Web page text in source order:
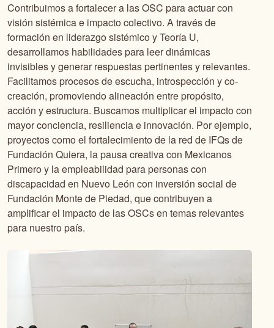
Contribuimos a fortalecer a las OSC para actuar con
visión sistémica e impacto colectivo. A través de
formación en liderazgo sistémico y Teoría U,
desarrollamos habilidades para leer dinámicas
invisibles y generar respuestas pertinentes y relevantes.
Facilitamos procesos de escucha, introspección y co-
creación, promoviendo alineación entre propósito,
acción y estructura. Buscamos multiplicar el impacto con
mayor conciencia, resiliencia e innovación. Por ejemplo,
proyectos como el fortalecimiento de la red de IFQs de
Fundación Quiera, la pausa creativa con Mexicanos
Primero y la empleabilidad para personas con
discapacidad en Nuevo León con inversión social de
Fundación Monte de Piedad, que contribuyen a
amplificar el impacto de las OSCs en temas relevantes
para nuestro país.